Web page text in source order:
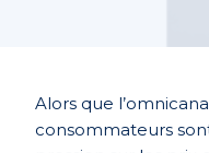
Alors que
consommateurs